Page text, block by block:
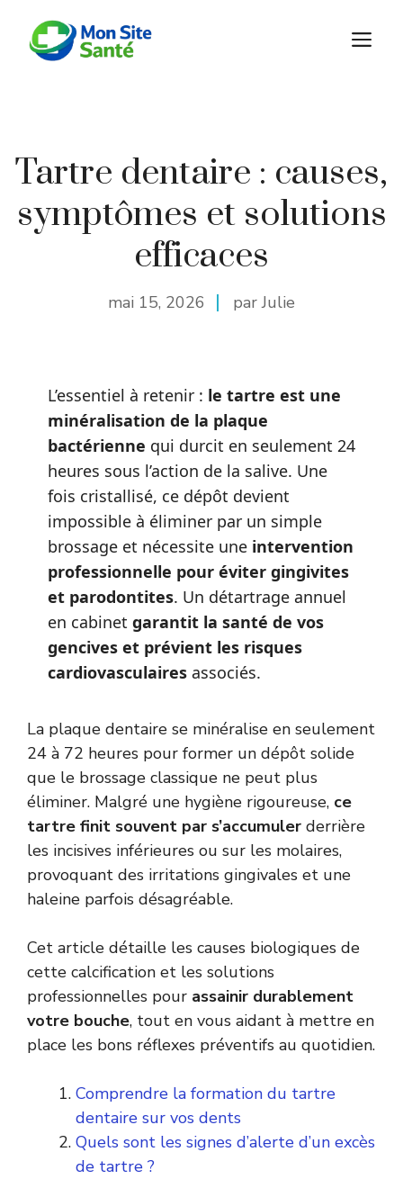
contenu
Tartre dentaire : causes,
symptômes et solutions
efficaces
mai 15, 2026 par Julie
L’essentiel à retenir : le tartre est une
minéralisation de la plaque
bactérienne qui durcit en seulement 24
heures sous l’action de la salive. Une
fois cristallisé, ce dépôt devient
impossible à éliminer par un simple
brossage et nécessite une intervention
professionnelle pour éviter gingivites
et parodontites. Un détartrage annuel
en cabinet garantit la santé de vos
gencives et prévient les risques
cardiovasculairesassociés.
La plaque dentaire se minéralise en seulement
24 à 72 heures pour former un dépôt solide
que le brossage classique ne peut plus
éliminer. Malgré une hygiène rigoureuse, ce
tartre finit souvent par s’accumuler derrière
les incisives inférieures ou sur les molaires,
provoquant des irritations gingivales et une
haleine parfois désagréable.
Cet article détaille les causes biologiques de
cette calcification et les solutions
professionnelles pour assainir durablement
votre bouche, tout en vous aidant à mettre en
place les bons réflexes préventifs au quotidien.
Comprendre la formation du tartre
dentaire sur vos dents
Quels sont les signes d’alerte d’un excès
de tartre ?